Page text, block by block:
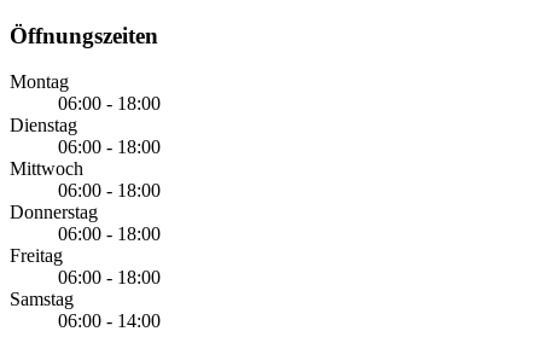
Öffnungszeiten
Montag
06:00 - 18:00
Dienstag
06:00 - 18:00
Mittwoch
06:00 - 18:00
Donnerstag
06:00 - 18:00
Freitag
06:00 - 18:00
Samstag
06:00 - 14:00